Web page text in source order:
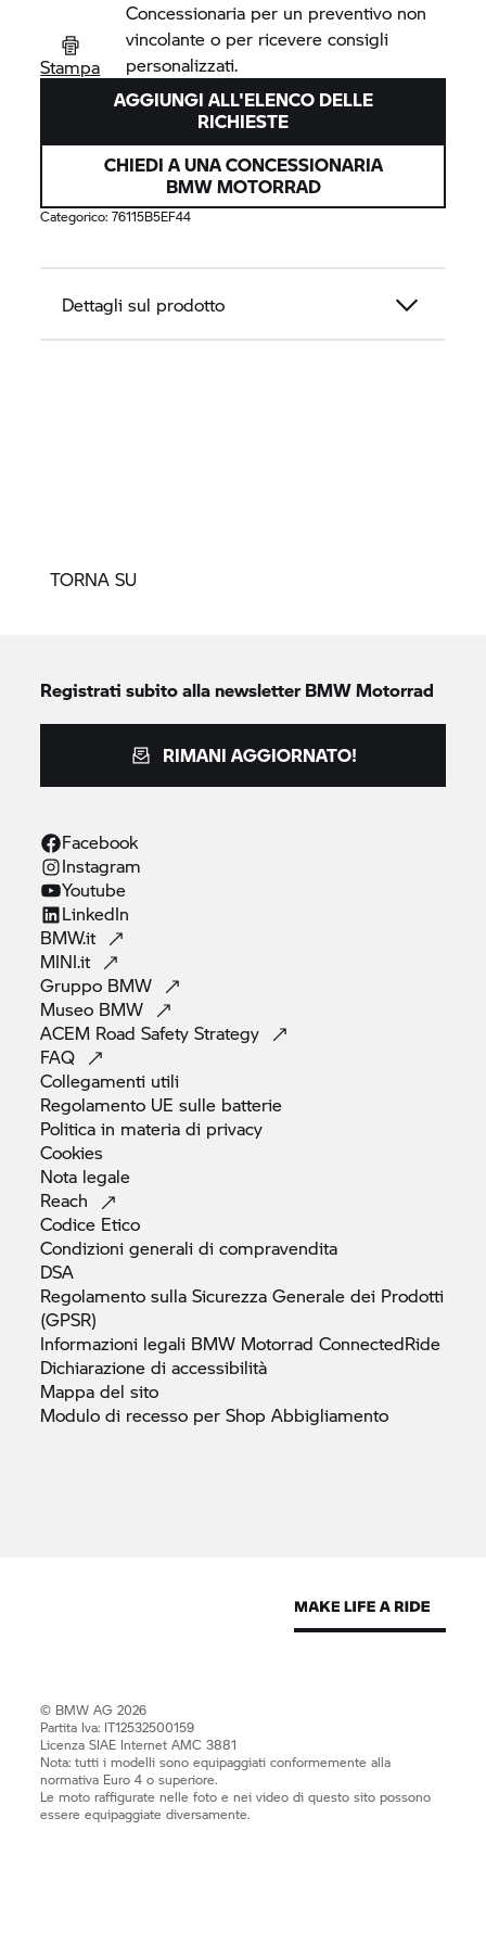
Stampa
Concessionaria per un preventivo non
vincolante o per ricevere consigli
personalizzati.
AGGIUNGI ALL'ELENCO DELLE
RICHIESTE
CHIEDI A UNA CONCESSIONARIA
BMW MOTORRAD
Categorico:76115B5EF44
Dettagli sul prodotto
TORNA SU
Registrati subito alla newsletterBMW Motorrad
RIMANI AGGIORNATO!
Facebook
Instagram
Youtube
LinkedIn
BMW.it
MINI.it
Gruppo BMW
Museo BMW
ACEM Road SafetyStrategy
FAQ
Collegamenti utili
Regolamento UE sulle batterie
Politica in materia di privacy
Cookies
Nota legale
Reach
Codice Etico
Condizioni generali dicompravendita
DSA
Regolamento sulla Sicurezza Generale dei Prodotti
(GPSR)
Informazioni legali BMW Motorrad ConnectedRide
Dichiarazione diaccessibilità
Mappa delsito
Modulo di recesso per ShopAbbigliamento
© BMW AG 2026
Partita Iva: IT12532500159
Licenza SIAE Internet AMC 3881
Nota: tutti i modelli sono equipaggiati conformemente alla
normativa Euro 4 o superiore.
Le moto raffigurate nelle foto e nei video di questo sito possono
essere equipaggiate diversamente.